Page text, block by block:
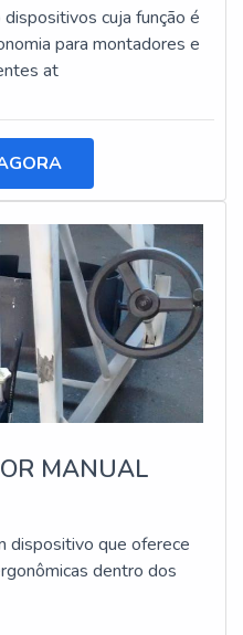
cuja função é
para montadores e
at
MANUAL
dispositivo que oferece
dentro dos